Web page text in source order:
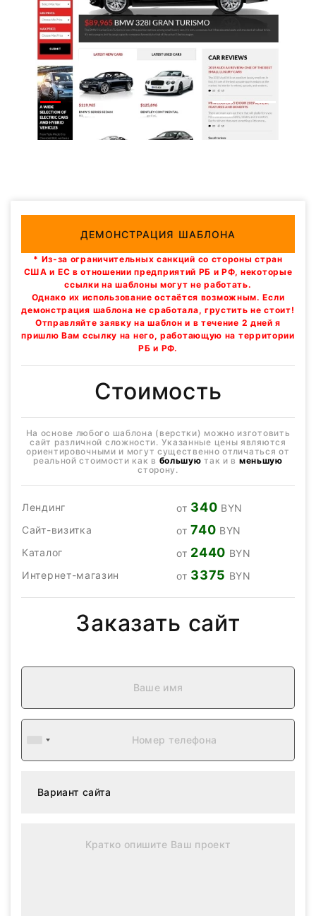
ДЕМОНСТРАЦИЯ ШАБЛОНА
* Из-за ограничительных санкций со стороны стран
США и ЕС в отношении предприятий РБ и РФ, некоторые
ссылки на шаблоны могут не работать.
Однако их использование остаётся возможным. Если
демонстрация шаблона не сработала, грустить не стоит!
Отправляйте заявку на шаблон и в течение 2 дней я
пришлю Вам ссылку на него, работающую на территории
РБ и РФ.
Стоимость
На основе любого шаблона (верстки) можно изготовить
сайт различной сложности. Указанные цены являются
ориентировочными и могут существенно отличаться от
реальной стоимости как в большую так и в меньшую
сторону.
Лендинг от 340 BYN
Сайт-визитка
от740 BYN
Каталог
от 2440 BYN
Интернет-магазин
от 3375 BYN
Заказать сайт